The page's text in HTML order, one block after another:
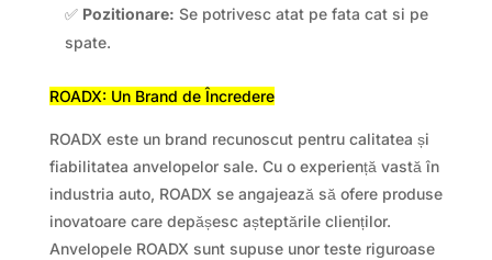
✅ Pozitionare: Se potrivesc atat pe fata cat si pe
spate.
ROADX: Un Brand de Încredere
ROADX este un brand recunoscut pentru calitatea și
fiabilitatea anvelopelor sale. Cu o experiență vastă în
industria auto, ROADX se angajează să ofere produse
inovatoare care depășesc așteptările clienților.
Anvelopele ROADX sunt supuse unor teste riguroase